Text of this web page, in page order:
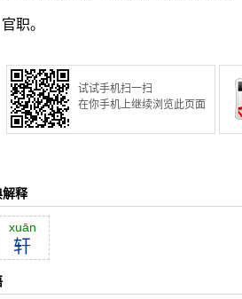
职。
试试手机扫一扫
在你手机上继续浏览此页面
解释
xuān
轩